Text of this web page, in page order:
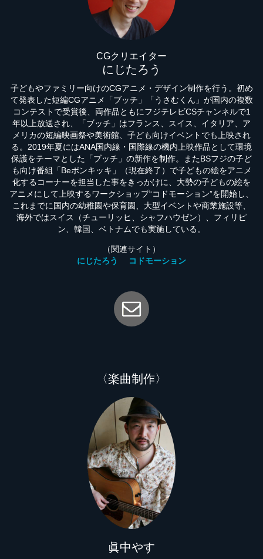
CGクリエイター
にじたろう
子どもやファミリー向けのCGアニメ・デザイン制作を行う。初め
て発表した短編CGアニメ「ブッチ」「うさむくん」が国内の複数
コンテストで受賞後、両作品ともにフジテレビCSチャンネルで1
年以上放送され、「ブッチ」はフランス、スイス、イタリア、ア
メリカの短編映画祭や美術館、子ども向けイベントでも上映され
る。2019年夏にはANA国内線・国際線の機内上映作品として環境
保護をテーマとした「ブッチ」の新作を制作。またBSフジの子ど
も向け番組「Beポンキッキ」（現在終了）で子どもの絵をアニメ
化するコーナーを担当した事をきっかけに、大勢の子どもの絵を
アニメにして上映するワークショップ“コドモーション”を開始し、
これまでに国内の幼稚園や保育園、大型イベントや商業施設等、
海外ではスイス（チューリッヒ、シャフハウゼン）、フィリピ
ン、韓国、ベトナムでも実施している。
（関連サイト）
にじたろう
コドモーション
〈楽曲制作〉
眞中やす